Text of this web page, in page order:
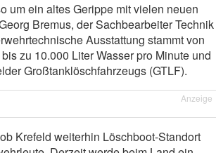
um ein altes Gerippe mit vielen neuen
Bremus, der Sachbearbeiter Technik
Ausstattung stammt von
zu 10.000 Liter Wasser pro Minute und
Großtanklöschfahrzeugs (GTLF).
Anzeige
Krefeld weiterhin Löschboot-Standort